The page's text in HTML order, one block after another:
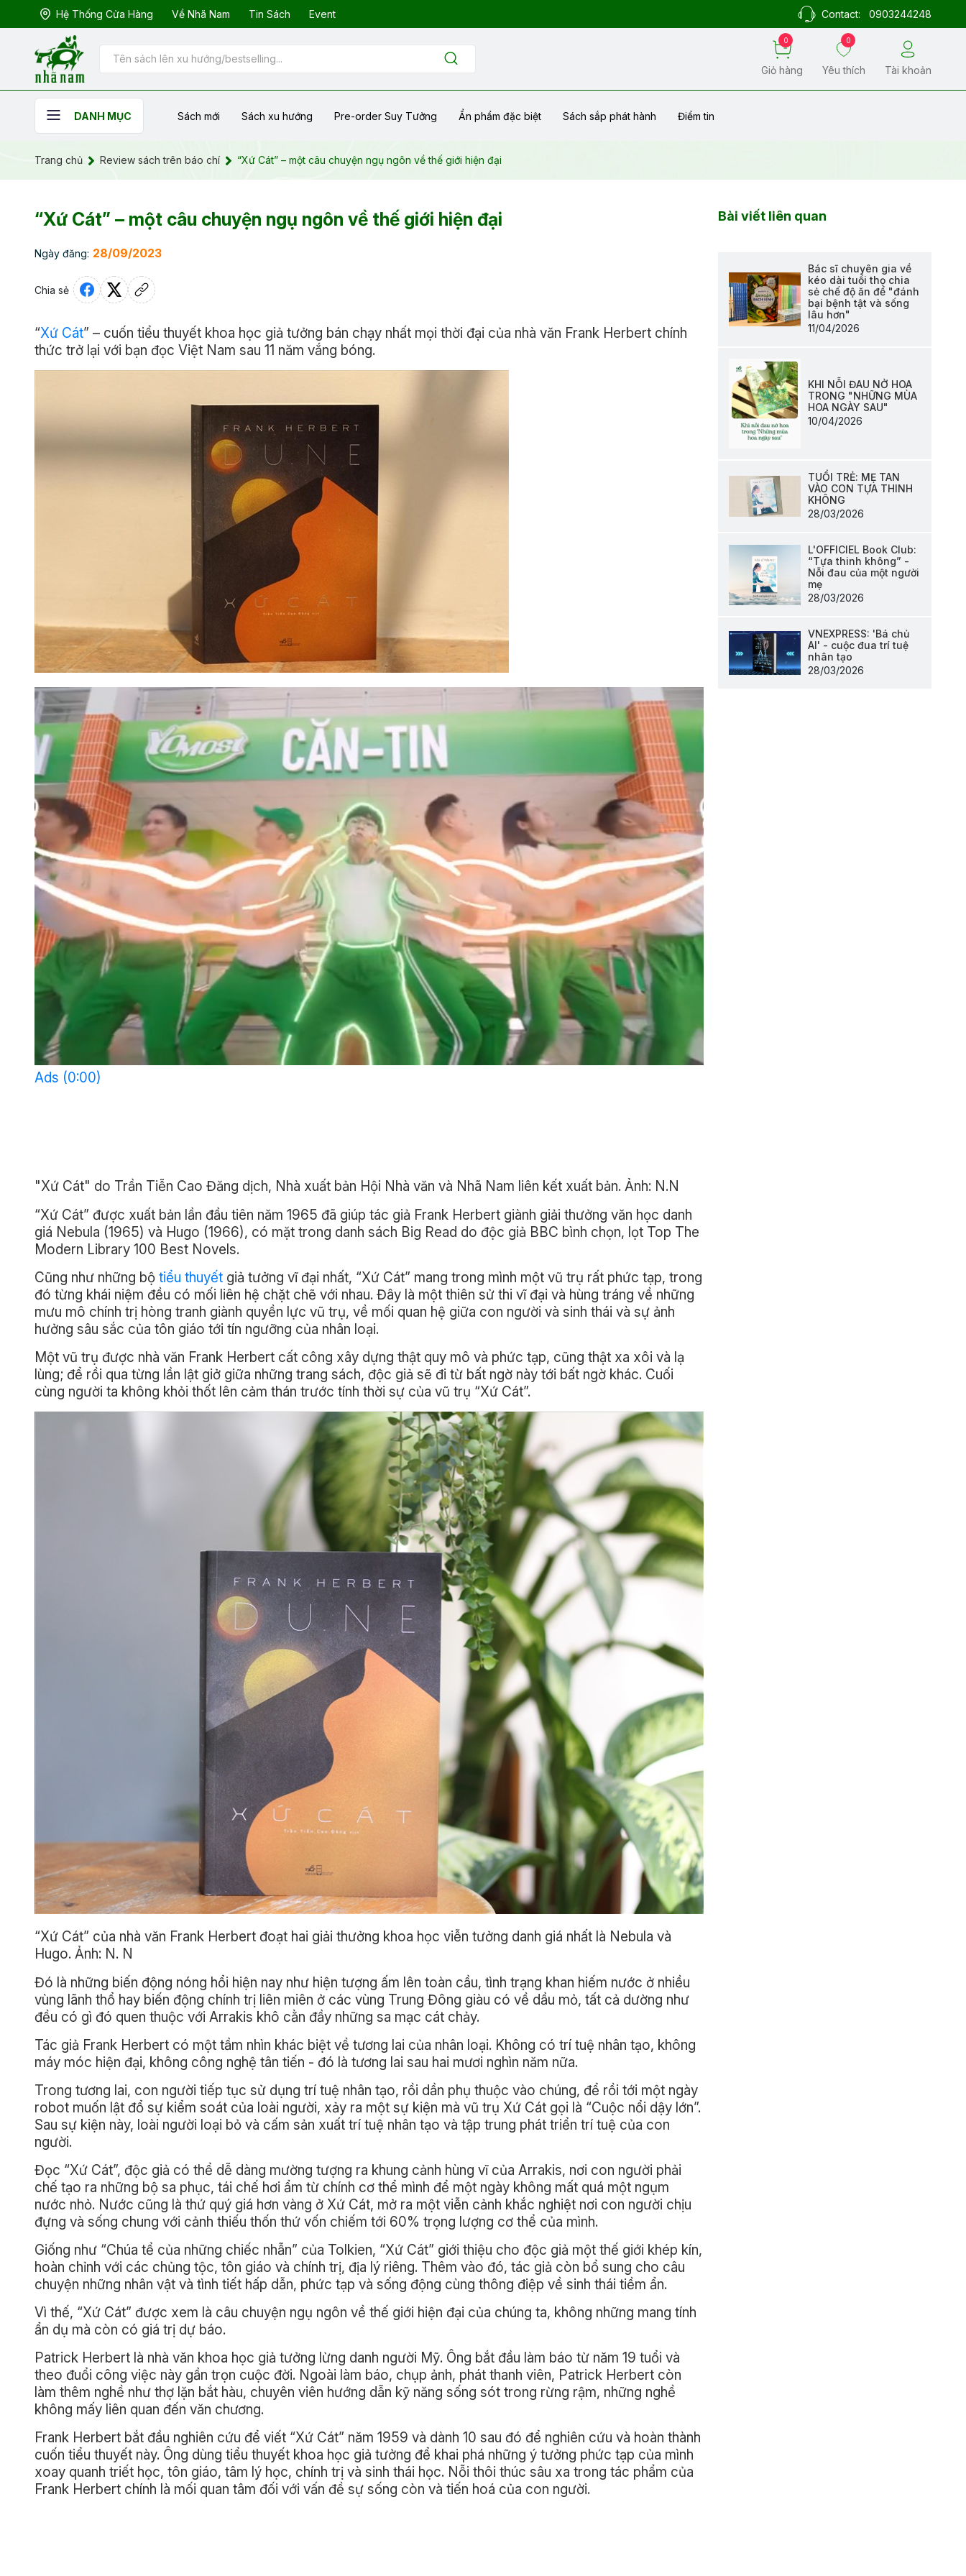
Hệ Thống Cửa Hàng Về Nhã Nam Tin Sách Event Contact: 0903244248
0
Giỏ hàng
0
Yêu thích Tài khoản
DANH MỤC Sách mới Sách xu hướng Pre-order Suy Tưởng Ẩn phẩm đặc biệt Sách sắp phát hành Điểm tin
Trang chủ Review sách trên báo chí “Xứ Cát” – một câu chuyện ngụ ngôn về thế giới hiện đại
“Xứ Cát” – một câu chuyện ngụ ngôn về thế giới hiện đại
Ngày đăng: 28/09/2023
Chia sẻ
“Xứ Cát” – cuốn tiểu thuyết khoa học giả tưởng bán chạy nhất mọi thời đại của nhà văn Frank Herbert chính
thức trở lại với bạn đọc Việt Nam sau 11 năm vắng bóng.
Ads (0:00)
"Xứ Cát" do Trần Tiễn Cao Đăng dịch, Nhà xuất bản Hội Nhà văn và Nhã Nam liên kết xuất bản. Ảnh: N.N
“Xứ Cát” được xuất bản lần đầu tiên năm 1965 đã giúp tác giả Frank Herbert giành giải thưởng văn học danh
giá Nebula (1965) và Hugo (1966), có mặt trong danh sách Big Read do độc giả BBC bình chọn, lọt Top The
Modern Library 100 Best Novels.
Cũng như những bộ tiểu thuyết giả tưởng vĩ đại nhất, “Xứ Cát” mang trong mình một vũ trụ rất phức tạp, trong
đó từng khái niệm đều có mối liên hệ chặt chẽ với nhau. Đây là một thiên sử thi vĩ đại và hùng tráng về những
mưu mô chính trị hòng tranh giành quyền lực vũ trụ, về mối quan hệ giữa con người và sinh thái và sự ảnh
hưởng sâu sắc của tôn giáo tới tín ngưỡng của nhân loại.
Một vũ trụ được nhà văn Frank Herbert cất công xây dựng thật quy mô và phức tạp, cũng thật xa xôi và lạ
lùng; để rồi qua từng lần lật giở giữa những trang sách, độc giả sẽ đi từ bất ngờ này tới bất ngờ khác. Cuối
cùng người ta không khỏi thốt lên cảm thán trước tính thời sự của vũ trụ “Xứ Cát”.
“Xứ Cát” của nhà văn Frank Herbert đoạt hai giải thưởng khoa học viễn tưởng danh giá nhất là Nebula và
Hugo. Ảnh: N. N
Đó là những biến động nóng hổi hiện nay như hiện tượng ấm lên toàn cầu, tình trạng khan hiếm nước ở nhiều
vùng lãnh thổ hay biến động chính trị liên miên ở các vùng Trung Đông giàu có về dầu mỏ, tất cả dường như
đều có gì đó quen thuộc với Arrakis khô cằn đầy những sa mạc cát chảy.
Tác giả Frank Herbert có một tầm nhìn khác biệt về tương lai của nhân loại. Không có trí tuệ nhân tạo, không
máy móc hiện đại, không công nghệ tân tiến - đó là tương lai sau hai mươi nghìn năm nữa.
Trong tương lai, con người tiếp tục sử dụng trí tuệ nhân tạo, rồi dần phụ thuộc vào chúng, để rồi tới một ngày
robot muốn lật đổ sự kiểm soát của loài người, xảy ra một sự kiện mà vũ trụ Xứ Cát gọi là “Cuộc nổi dậy lớn”.
Sau sự kiện này, loài người loại bỏ và cấm sản xuất trí tuệ nhân tạo và tập trung phát triển trí tuệ của con
người.
Đọc “Xứ Cát”, độc giả có thể dễ dàng mường tượng ra khung cảnh hùng vĩ của Arrakis, nơi con người phải
chế tạo ra những bộ sa phục, tái chế hơi ẩm từ chính cơ thể mình để một ngày không mất quá một ngụm
nước nhỏ. Nước cũng là thứ quý giá hơn vàng ở Xứ Cát, mở ra một viễn cảnh khắc nghiệt nơi con người chịu
đựng và sống chung với cảnh thiếu thốn thứ vốn chiếm tới 60% trọng lượng cơ thể của mình.
Giống như “Chúa tể của những chiếc nhẫn” của Tolkien, “Xứ Cát” giới thiệu cho độc giả một thế giới khép kín,
hoàn chỉnh với các chủng tộc, tôn giáo và chính trị, địa lý riêng. Thêm vào đó, tác giả còn bổ sung cho câu
chuyện những nhân vật và tình tiết hấp dẫn, phức tạp và sống động cùng thông điệp về sinh thái tiềm ẩn.
Vì thế, “Xứ Cát” được xem là câu chuyện ngụ ngôn về thế giới hiện đại của chúng ta, không những mang tính
ẩn dụ mà còn có giá trị dự báo.
Patrick Herbert là nhà văn khoa học giả tưởng lừng danh người Mỹ. Ông bắt đầu làm báo từ năm 19 tuổi và
theo đuổi công việc này gần trọn cuộc đời. Ngoài làm báo, chụp ảnh, phát thanh viên, Patrick Herbert còn
làm thêm nghề như thợ lặn bắt hàu, chuyên viên hướng dẫn kỹ năng sống sót trong rừng rậm, những nghề
không mấy liên quan đến văn chương.
Frank Herbert bắt đầu nghiên cứu để viết “Xứ Cát” năm 1959 và dành 10 sau đó để nghiên cứu và hoàn thành
cuốn tiểu thuyết này. Ông dùng tiểu thuyết khoa học giả tưởng để khai phá những ý tưởng phức tạp của mình
xoay quanh triết học, tôn giáo, tâm lý học, chính trị và sinh thái học. Nỗi thôi thúc sâu xa trong tác phẩm của
Frank Herbert chính là mối quan tâm đối với vấn đề sự sống còn và tiến hoá của con người.
Bài viết liên quan
Bác sĩ chuyên gia về
kéo dài tuổi thọ chia
sẻ chế độ ăn để "đánh
bại bệnh tật và sống
lâu hơn"
11/04/2026
KHI NỖI ĐAU NỞ HOA
TRONG "NHỮNG MÙA
HOA NGÀY SAU"
10/04/2026
TUỔI TRẺ: MẸ TAN
VÀO CON TỰA THINH
KHÔNG
28/03/2026
L'OFFICIEL Book Club:
“Tựa thinh không” -
Nỗi đau của một người
mẹ
28/03/2026
VNEXPRESS: 'Bá chủ
AI' - cuộc đua trí tuệ
nhân tạo
28/03/2026